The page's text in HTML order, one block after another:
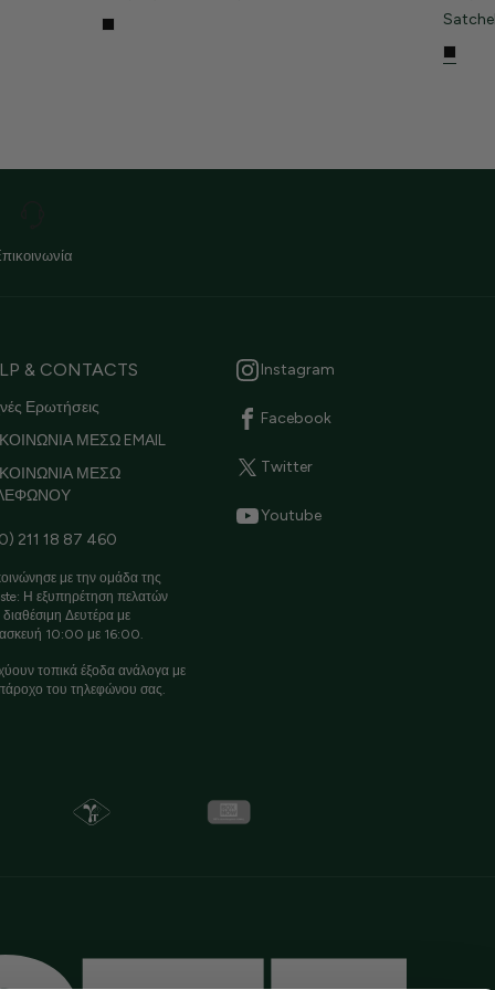
& CONTACTS
Ερωτήσεις
ΜΕΣΩ EMAIL
ΜΕΣΩ
211 18 87 460
με την ομάδα της
Η εξυπηρέτηση πελατών
διαθέσιμη Δευτέρα με
10:00 με 16:00.
τοπικά έξοδα ανάλογα με
του τηλεφώνου σας.
Instagram
Facebook
Twitter
Youtube